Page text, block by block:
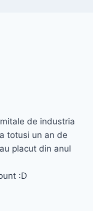
de industria
totusi un an de
placut din anul
:D